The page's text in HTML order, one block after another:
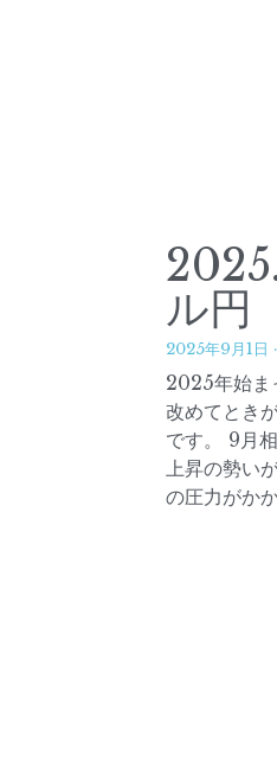
ル円
2025年9月1日 ·
2025年始ま
改めてとき
です。 9月
上昇の勢い
の圧力がか